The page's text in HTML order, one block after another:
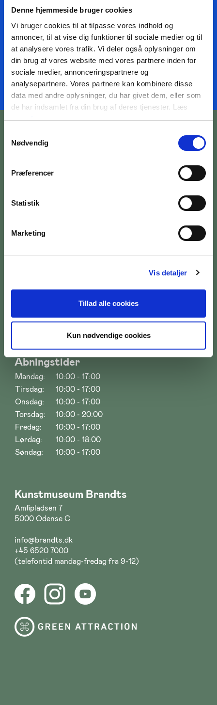
Denne hjemmeside bruger cookies
Vi bruger cookies til at tilpasse vores indhold og
annoncer, til at vise dig funktioner til sociale medier og til
at analysere vores trafik. Vi deler også oplysninger om
din brug af vores website med vores partnere inden for
sociale medier, annonceringspartnere og
analysepartnere. Vores partnere kan kombinere disse
data med andre oplysninger, du har givet dem, eller som
de har indsamlet fra din brug af deres tjenester. Læs
mereher
Nødvendig
Præferencer
Statistik
Marketing
Vis detaljer
Tillad alle cookies
Kun nødvendige cookies
JEG HAR LÆST BETINGELSERNE
TILMELD NYHEDSMAIL
Åbningstider
Mandag:
10:00 - 17:00
Tirsdag:
10:00 - 17:00
Onsdag:
10:00 - 17:00
Torsdag:
10:00 - 20:00
Fredag:
10:00 - 17:00
Lørdag:
10:00 - 18:00
Søndag:
10:00 - 17:00
Kunstmuseum Brandts
Amfipladsen 7
5000 Odense C
info@brandts.dk
+45 6520 7000
(telefontid mandag-fredag fra 9-12)
BILETTER OG ÅBNINGSTIDER
OM MUSEET
PRESSE